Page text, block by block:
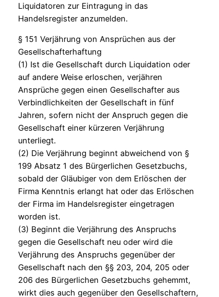
Liquidatoren zur Eintragung in das
Handelsregister anzumelden.
§ 151 Verjährung von Ansprüchen aus der
Gesellschafterhaftung
(1) Ist die Gesellschaft durch Liquidation oder
auf andere Weise erloschen, verjähren
Ansprüche gegen einen Gesellschafter aus
Verbindlichkeiten der Gesellschaft in fünf
Jahren, sofern nicht der Anspruch gegen die
Gesellschaft einer kürzeren Verjährung
unterliegt.
(2) Die Verjährung beginnt abweichend von §
199 Absatz 1 des Bürgerlichen Gesetzbuchs,
sobald der Gläubiger von dem Erlöschen der
Firma Kenntnis erlangt hat oder das Erlöschen
der Firma im Handelsregister eingetragen
worden ist.
(3) Beginnt die Verjährung des Anspruchs
gegen die Gesellschaft neu oder wird die
Verjährung des Anspruchs gegenüber der
Gesellschaft nach den §§ 203, 204, 205 oder
206 des Bürgerlichen Gesetzbuchs gehemmt,
wirkt dies auch gegenüber den Gesellschaftern,